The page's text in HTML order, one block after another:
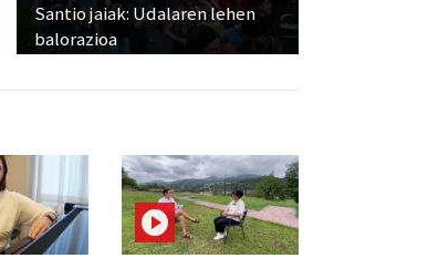
Santio jaiak: Udalaren lehen
balorazioa